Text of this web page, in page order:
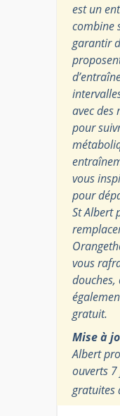
est un
combine
garantir
avec des
pour
vous
pour
St Albert
vous
douches,
gratuit.
Mise à
Albert
ouverts
gratuites